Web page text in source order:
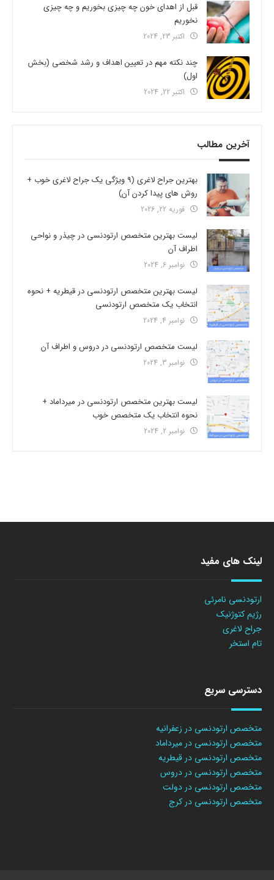
قبل از اهدای خون چه چیزی بخوریم و چه چیزی
نخوریم
اکتبر 23, 2024
چند نکته مهم در تعیین اهداف و رشد شخصی (بخش
اول)
اکتبر 22, 2024
آخرین مطالب
بهترین جراح لاغری (9 ویژگی یک جراح لاغری خوب +
روش های پیدا کردن آن)
فوریه 22, 2026
لیست بهترین متخصص ارتودنسی در چیذر و نواحی
اطراف آن
نوامبر 6, 2024
لیست بهترین متخصص ارتودنسی در قیطریه + نحوه
انتخاب یک متخصص ارتودنسی
نوامبر 4, 2024
لیست متخصص ارتودنسی در دروس و اطراف آن
نوامبر 3, 2024
لیست بهترین متخصص ارتودنسی در میرداماد +
نحوه انتخاب یک متخصص خوب
نوامبر 2, 2024
لینک های مفید
ارتودنسی نامرئی
رژیم کتوژنیک
جراح لاغری
تام استخر
دسترسی سریع
متخصص ارتودنسی در زعفرانیه
متخصص ارتودنسی در میرداماد
متخصص ارتودنسی در قیطریه
متخصص ارتودنسی در دروس
متخصص ارتودنسی در دولت
متخصص ارتودنسی در کرج